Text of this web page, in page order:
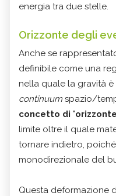
energia tra due stelle.
Orizzonte degli
Anche se
definibile come una
nella quale la gravità
continuum spazio/
concetto di "
limite oltre il quale
tornare indietro,
monodirezionale del
Questa deformazione